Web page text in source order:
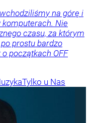
na górę i
Nie
czasu, za którym
prostu bardzo
początkach OFF
Tylko u Nas